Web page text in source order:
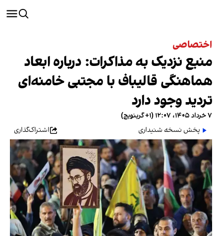
اختصاصی
منبع نزدیک به مذاکرات: درباره ابعاد
هماهنگی قالیباف با مجتبی خامنه‌ای
تردید وجود دارد
۷ خرداد ۱۴۰۵، ۱۲:۰۷ (‎+۱ گرینویچ)
پخش نسخه شنیداری
اشتراک‌گذاری